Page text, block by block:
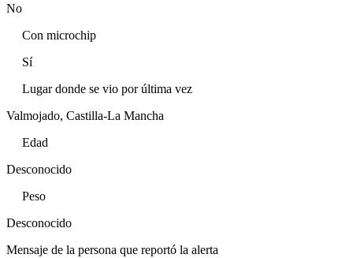
No
Con microchip
Sí
Lugar donde se vio por última vez
Valmojado, Castilla-La Mancha
Edad
Desconocido
Peso
Desconocido
Mensaje de la persona que reportó la alerta